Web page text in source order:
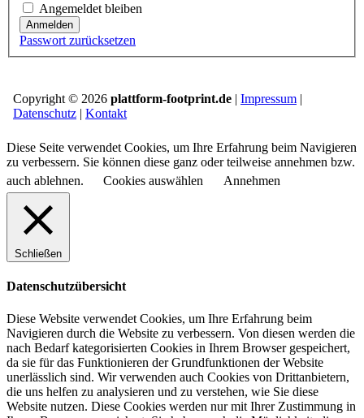
Angemeldet bleiben
Anmelden
Passwort zurücksetzen
Copyright © 2026 plattform-footprint.de | Impressum |
Datenschutz | Kontakt
Diese Seite verwendet Cookies, um Ihre Erfahrung beim Navigieren
zu verbessern. Sie können diese ganz oder teilweise annehmen bzw.
auch ablehnen.
Cookies auswählen Annehmen
Schließen
Datenschutzübersicht
Diese Website verwendet Cookies, um Ihre Erfahrung beim
Navigieren durch die Website zu verbessern. Von diesen werden die
nach Bedarf kategorisierten Cookies in Ihrem Browser gespeichert,
da sie für das Funktionieren der Grundfunktionen der Website
unerlässlich sind. Wir verwenden auch Cookies von Drittanbietern,
die uns helfen zu analysieren und zu verstehen, wie Sie diese
Website nutzen. Diese Cookies werden nur mit Ihrer Zustimmung in